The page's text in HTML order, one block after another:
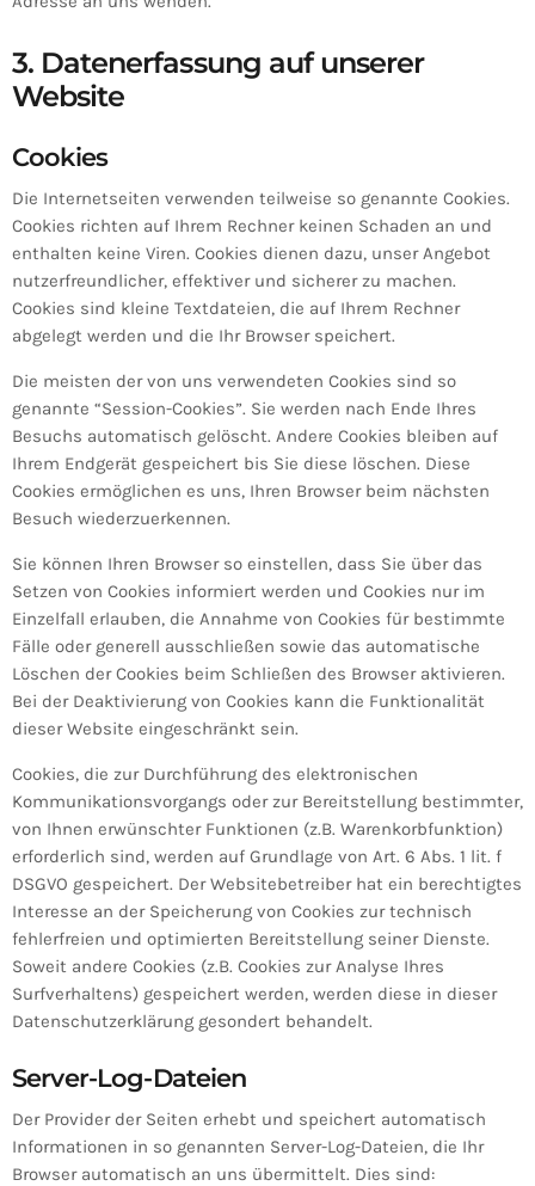
3. Datenerfassung auf unserer
Website
Cookies
Die Internetseiten verwenden teilweise so genannte Cookies.
Cookies richten auf Ihrem Rechner keinen Schaden an und
enthalten keine Viren. Cookies dienen dazu, unser Angebot
nutzerfreundlicher, effektiver und sicherer zu machen.
Cookies sind kleine Textdateien, die auf Ihrem Rechner
abgelegt werden und die Ihr Browser speichert.
Die meisten der von uns verwendeten Cookies sind so
genannte “Session-Cookies”. Sie werden nach Ende Ihres
Besuchs automatisch gelöscht. Andere Cookies bleiben auf
Ihrem Endgerät gespeichert bis Sie diese löschen. Diese
Cookies ermöglichen es uns, Ihren Browser beim nächsten
Besuch wiederzuerkennen.
Sie können Ihren Browser so einstellen, dass Sie über das
Setzen von Cookies informiert werden und Cookies nur im
Einzelfall erlauben, die Annahme von Cookies für bestimmte
Fälle oder generell ausschließen sowie das automatische
Löschen der Cookies beim Schließen des Browser aktivieren.
Bei der Deaktivierung von Cookies kann die Funktionalität
dieser Website eingeschränkt sein.
Cookies, die zur Durchführung des elektronischen
Kommunikationsvorgangs oder zur Bereitstellung bestimmter,
von Ihnen erwünschter Funktionen (z.B. Warenkorbfunktion)
erforderlich sind, werden auf Grundlage von Art. 6 Abs. 1 lit. f
DSGVO gespeichert. Der Websitebetreiber hat ein berechtigtes
Interesse an der Speicherung von Cookies zur technisch
fehlerfreien und optimierten Bereitstellung seiner Dienste.
Soweit andere Cookies (z.B. Cookies zur Analyse Ihres
Surfverhaltens) gespeichert werden, werden diese in dieser
Datenschutzerklärung gesondert behandelt.
Server-Log-Dateien
Der Provider der Seiten erhebt und speichert automatisch
Informationen in so genannten Server-Log-Dateien, die Ihr
Browser automatisch an uns übermittelt. Dies sind: